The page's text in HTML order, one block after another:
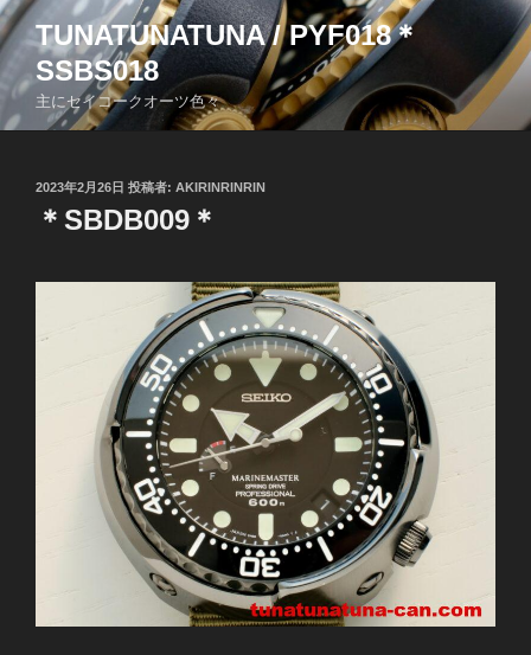
コ
ン
テ
ン
ツ
TUNATUNATUNA / PYF018＊
SSBS018
主にセイコークオーツ色々
投
2023年2月26日 投稿者: AKIRINRINRIN
＊SBDB009＊